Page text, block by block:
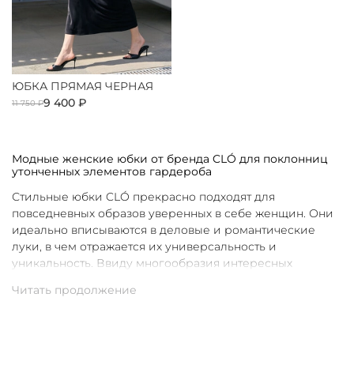
ЮБКА ПРЯМАЯ ЧЕРНАЯ
11 750 ₽9 400 ₽
Модные женские юбки от бренда CLÓ для поклонниц
утонченных элементов гардероба
Стильные юбки CLÓ прекрасно подходят для
повседневных образов уверенных в себе женщин. Они
идеально вписываются в деловые и романтические
луки, в чем отражается их универсальность и
уникальность. Ввиду многообразия интересных
составит труда подобрать каждой девушке без